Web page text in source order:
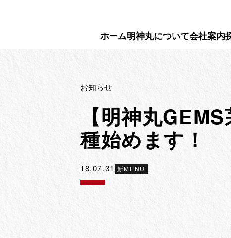
ホーム明神丸について会社案内
お知らせ
【明神丸
種始めます！
18.07.31 新MENU